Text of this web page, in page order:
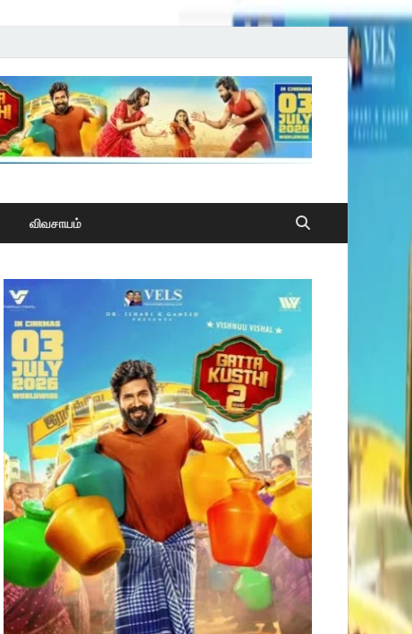
விவசாயம்